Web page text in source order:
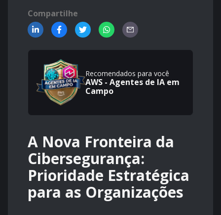
Compartilhe
Recomendados para você
AWS - Agentes de IA em
Campo
A Nova Fronteira da
Cibersegurança:
Prioridade Estratégica
para as Organizações